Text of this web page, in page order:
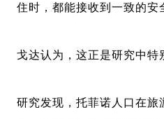
住时，都能接收到一致的安
戈达认为，这正是研究中特
研究发现，托菲诺人口在旅